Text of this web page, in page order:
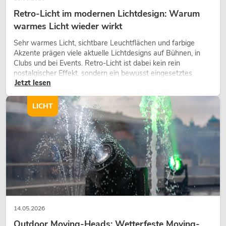
Retro-Licht im modernen Lichtdesign: Warum
warmes Licht wieder wirkt
Sehr warmes Licht, sichtbare Leuchtflächen und farbige
Akzente prägen viele aktuelle Lichtdesigns auf Bühnen, in
Clubs und bei Events. Retro-Licht ist dabei kein rein
nostalgischer Effekt, sondern ein bewusst eingesetztes
Gestaltungsmittel: Es schafft Atmosphäre, gibt Szenen
Charakter und kann technische LED-Setups emotionaler
wirken lassen.
Jetzt lesen
14.05.2026
LICHT